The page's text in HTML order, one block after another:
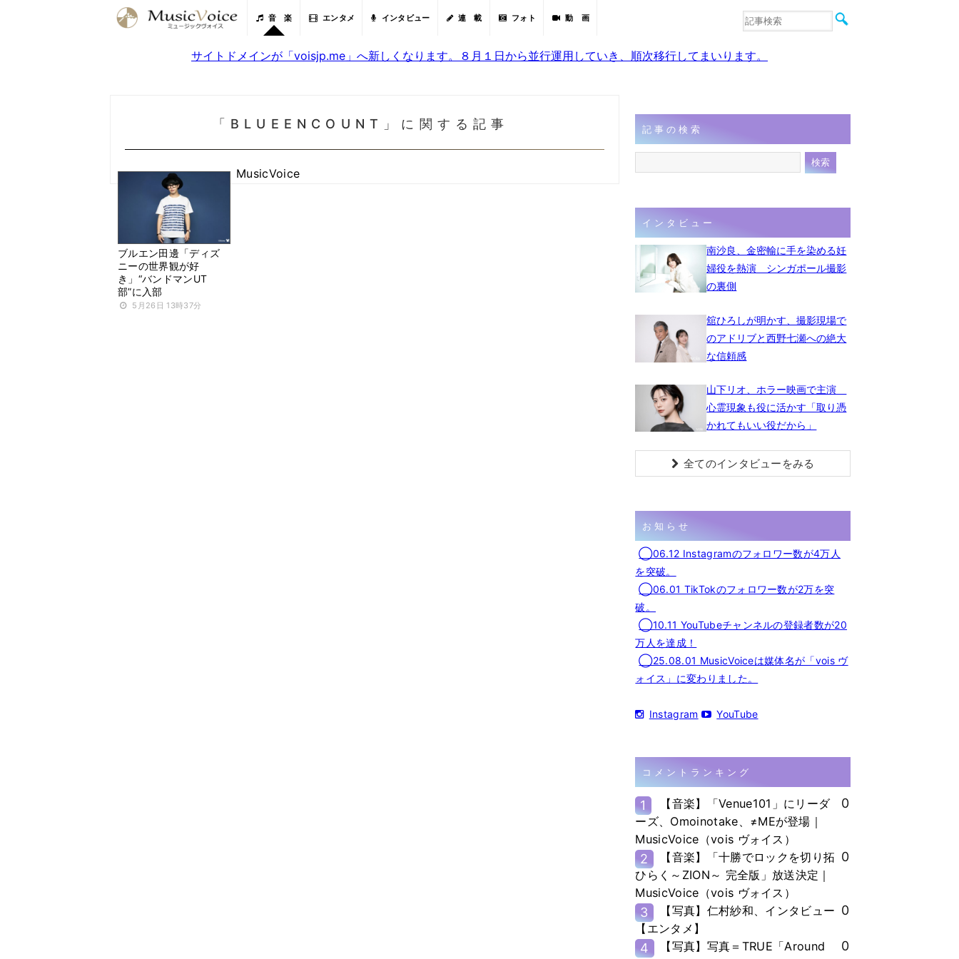
音 楽 エンタメ インタビュー 連 載 フォト 動 画
音楽
サイトドメインが「voisjp.me」へ新しくなります。８月１日から並行運用していき、順次移行してまいります。
「BLUEENCOUNT」に関する記事
ブルエン田邊「ディズ
ニーの世界観が好
き」“バンドマンUT
部”に入部
5月26日 13時37分
MusicVoice
記事の検索
インタビュー
南沙良、金密輸に手を染める妊
婦役を熱演 シンガポール撮影
の裏側
舘ひろしが明かす、撮影現場で
のアドリブと西野七瀬への絶大
な信頼感
山下リオ、ホラー映画で主演
心霊現象も役に活かす「取り憑
かれてもいい役だから」
全てのインタビューをみる
お知らせ
◯06.12 Instagramのフォロワー数が4万人
を突破。
◯06.01 TikTokのフォロワー数が2万を突
破。
◯10.11 YouTubeチャンネルの登録者数が20
万人を達成！
◯25.08.01 MusicVoiceは媒体名が「vois ヴ
ォイス」に変わりました。
Instagram YouTube
コメントランキング
1
【音楽】「Venue101」にリーダ
ーズ、Omoinotake、≠MEが登場｜
MusicVoice（vois ヴォイス）
0
2
【音楽】「十勝でロックを切り拓
ひらく～ZION～ 完全版」放送決定｜
MusicVoice（vois ヴォイス）
0
3
【写真】仁村紗和、インタビュー
【エンタメ】
0
4
【写真】写真＝TRUE「Around
0